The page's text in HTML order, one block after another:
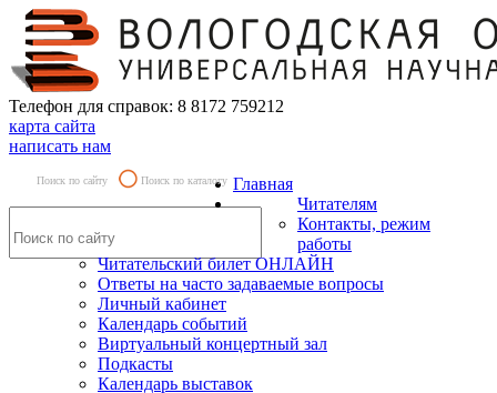
Телефон для справок: 8 8172 759212
карта сайта
написать нам
Поиск по сайту Поиск по каталогу Главная
Читателям
Контакты, режим
работы
Читательский билет ОНЛАЙН
Ответы на часто задаваемые вопросы
Личный кабинет
Календарь событий
Виртуальный концертный зал
Подкасты
Календарь выставок